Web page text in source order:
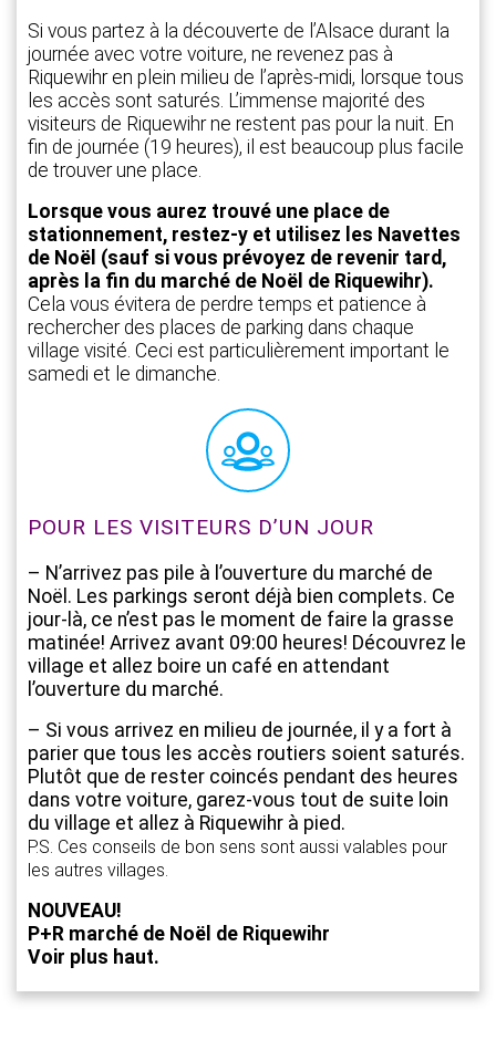
Si vous partez à la découverte de l’Alsace durant la
journée avec votre voiture, ne revenez pas à
Riquewihr en plein milieu de l’après-midi, lorsque tous
les accès sont saturés. L’immense majorité des
visiteurs de Riquewihr ne restent pas pour la nuit. En
fin de journée (19 heures), il est beaucoup plus facile
de trouver une place.
Lorsque vous aurez trouvé une place de
stationnement, restez-y et utilisez les Navettes
de Noël (sauf si vous prévoyez de revenir tard,
après la fin du marché de Noël de Riquewihr).
Cela vous évitera de perdre temps et patience à
rechercher des places de parking dans chaque
village visité. Ceci est particulièrement important le
samedi et le dimanche.
POUR LES VISITEURS D’UN JOUR
– N’arrivez pas pile à l’ouverture du marché de
Noël. Les parkings seront déjà bien complets. Ce
jour-là, ce n’est pas le moment de faire la grasse
matinée! Arrivez avant 09:00 heures! Découvrez le
village et allez boire un café en attendant
l’ouverture du marché.
– Si vous arrivez en milieu de journée, il y a fort à
parier que tous les accès routiers soient saturés.
Plutôt que de rester coincés pendant des heures
dans votre voiture, garez-vous tout de suite loin
du village et allez à Riquewihr à pied.
P.S. Ces conseils de bon sens sont aussi valables pour
les autres villages.
NOUVEAU!
P+R marché de Noël de Riquewihr
Voir plus haut.